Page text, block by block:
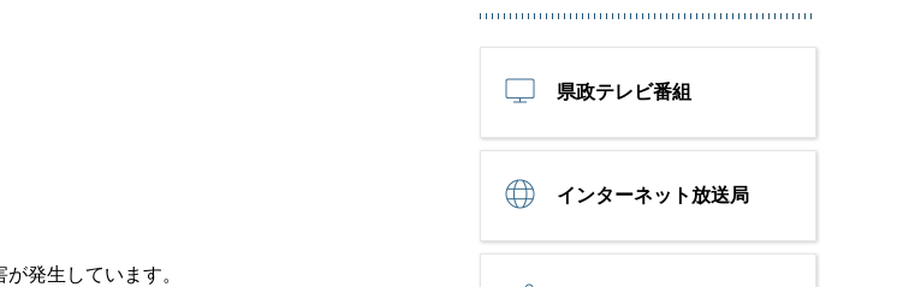
発生しています。
県政テレビ番組
インターネット放送局